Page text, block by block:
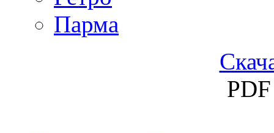
Парма